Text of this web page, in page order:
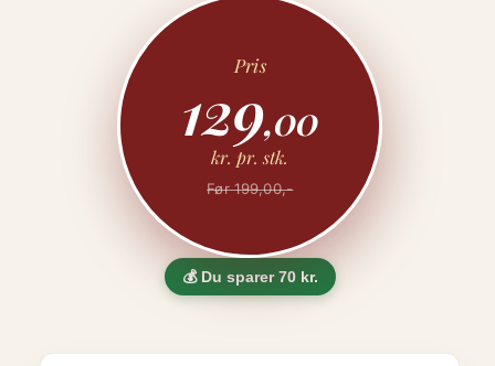
Pris
129,00
kr. pr. stk.
Før 199,00,-
💰 Du sparer70kr.